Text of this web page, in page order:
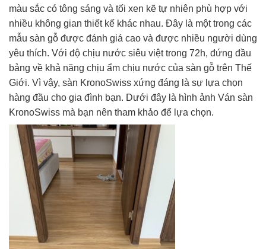
màu sắc có tông sáng và tối xen kẽ tự nhiên phù hợp với
nhiều không gian thiết kế khác nhau. Đây là một trong các
mẫu sàn gỗ được đánh giá cao và được nhiều người dùng
yêu thích. Với độ chịu nước siêu việt trong 72h, đứng đầu
bảng về khả năng chịu ẩm chịu nước của sàn gỗ trên Thế
Giới. Vì vậy, sàn KronoSwiss xứng đáng là sự lựa chọn
hàng đầu cho gia đình bạn. Dưới đây là hình ảnh Ván sàn
KronoSwiss mà bạn nên tham khảo để lựa chọn.